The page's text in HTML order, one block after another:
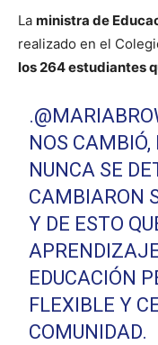
La ministra de
realizado en el
los 264 estudiantes
.
NOS CAMBIÓ,
NUNCA SE
CAMBIARON
Y DE ESTO
EDUCACIÓN
FLEXIBLE Y
COMUNIDAD.